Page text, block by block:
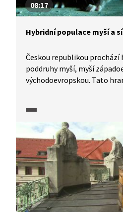
08:17
Hybridní populace myší a
Českou republikou prochází
poddruhy myší, myší
východoevropskou. Tato
pro genetické analýzy, které
jedinci obou poddruhů kříží.
některé geny (například
schopnost překonávat
tak rovnováhu mezi
dochází i ke kompetici
na úrovni samotných genů.